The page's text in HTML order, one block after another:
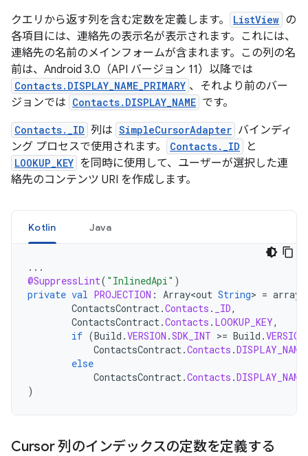
クエリから返す列を含む定数を定義します。 ListView の
各項目には、連絡先の表示名が表示されます。これには、
連絡先の名前のメインフォームが含まれます。この列の名
前は、Android 3.0（API バージョン 11）以降では
Contacts.DISPLAY_NAME_PRIMARY 、それより前のバー
ジョンでは Contacts.DISPLAY_NAME です。
Contacts._ID 列は SimpleCursorAdapter バインディ
ング プロセスで使用されます。
Contacts._ID と
LOOKUP_KEY を同時に使用して、ユーザーが選択した連
絡先のコンテンツ URI を作成します。
Kotlin Java
...
@SuppressLint( "InlinedApi" )
private val PROJECTION : Array<out String> =
ContactsContract.Contacts . _ID,
ContactsContract.Contacts . LOOKUP_KEY,
if (Build .VERSION .SDK_INT >= Build .
ContactsContract.Contacts .
else
ContactsContract.Contacts .DISPLAY_NAME
)
Cursor 列のインデックスの定数を定義する